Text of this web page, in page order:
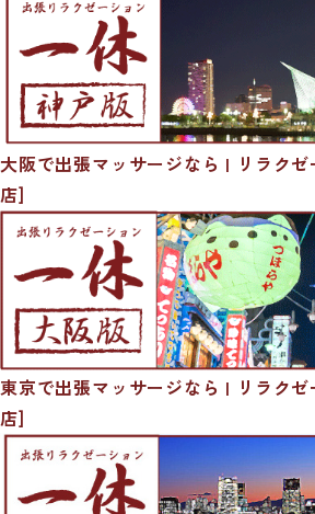
大阪で出張マッサージなら | リラク
店]
東京で出張マッサージなら | リラク
店]